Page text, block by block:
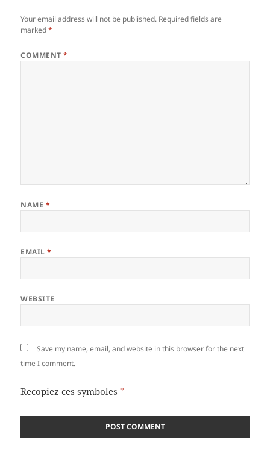
Your email address will not be published. Required fields are
marked*
COMMENT*
NAME *
EMAIL*
WEBSITE
Save my name, email, and website in this browser for the next
time I comment.
Recopiez ces symboles *